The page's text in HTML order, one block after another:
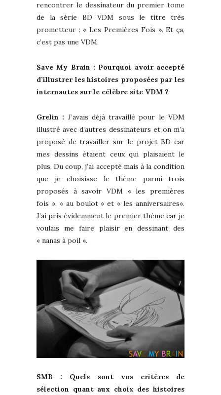
rencontrer le dessinateur du premier tome
de la série BD VDM sous le titre très
prometteur : « Les Premières Fois ». Et ça,
c’est pas une VDM.
Save My Brain : Pourquoi avoir accepté
d’illustrer les histoires proposées par les
internautes sur le célèbre site VDM ?
Grelin : J’avais déjà travaillé pour le VDM
illustré avec d’autres dessinateurs et on m’a
proposé de travailler sur le projet BD car
mes dessins étaient ceux qui plaisaient le
plus. Du coup, j’ai accepté mais à la condition
que je choisisse le thème parmi trois
proposés à savoir VDM « les premières
fois », « au boulot » et « les anniversaires».
J’ai pris évidemment le premier thème car je
voulais me faire plaisir en dessinant des
« nanas à poil ».
SMB : Quels sont vos critères de
sélection quant aux choix des histoires